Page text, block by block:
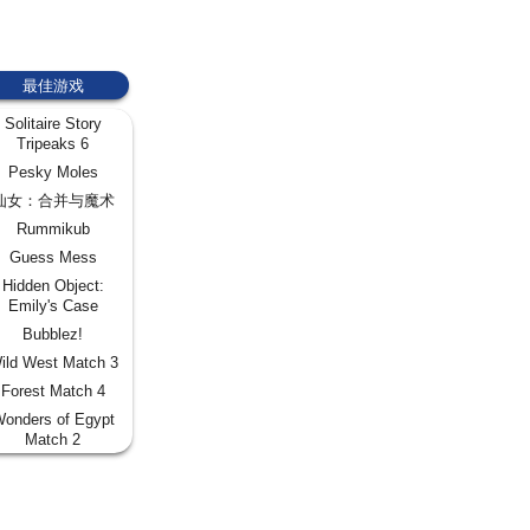
最佳游戏
Solitaire Story
Tripeaks 6
Pesky Moles
女：合并与魔术
Rummikub
Guess Mess
Hidden Object:
Emily's Case
Bubblez!
West Match 3
Forest Match 4
of Egypt
Match 2